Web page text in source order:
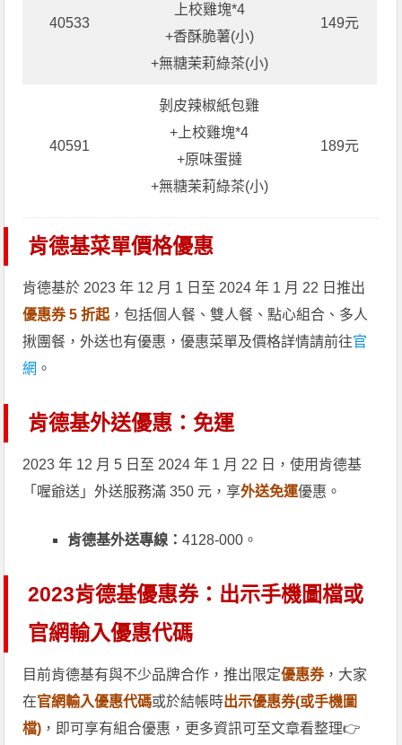
40533
上校雞塊*4
+香酥脆薯(小)
+無糖茉莉綠茶(小)
149元
40591
剝皮辣椒紙包雞
+上校雞塊*4
+原味蛋撻
+無糖茉莉綠茶(小)
189元
肯德基菜單價格優惠
肯德基於 2023 年 12 月 1 日至 2024 年 1 月 22 日推出
優惠券 5 折起 ，包括個人餐、雙人餐、點心組合、多人
揪團餐，外送也有優惠，優惠菜單及價格詳情請前往官
網 。
肯德基外送優惠：免運
2023 年 12 月 5 日至 2024 年 1 月 22 日，使用肯德基
「喔爺送」外送服務滿 350 元，享外送免運優惠。
肯德基外送專線：4128-000。
2023肯德基優惠券：出示手機圖檔或
官網輸入優惠代碼
目前肯德基有與不少品牌合作，推出限定優惠券，大家
在官網輸入優惠代碼或於結帳時出示優惠券(或手機圖
檔) ，即可享有組合優惠，更多資訊可至文章看整理👉